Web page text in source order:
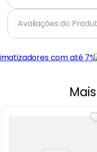
Avaliações do